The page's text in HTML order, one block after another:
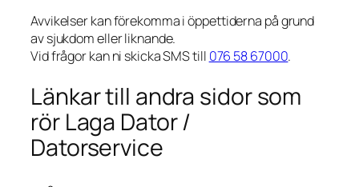
Avvikelser kan förekomma i öppettiderna på grund
av sjukdom eller liknande.
Vid frågor kan ni skicka SMS till 076 58 67000.
Länkar till andra sidor som
rör Laga Dator /
Datorservice